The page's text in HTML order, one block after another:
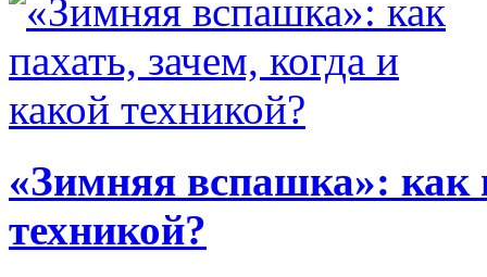
«Зимняя вспашка»: как
техникой?